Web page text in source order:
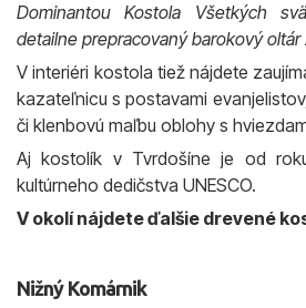
Dominantou Kostola Všetkých
detailne prepracovaný barokový oltár
V interiéri kostola tiež nájdete
kazateľnicu s postavami
či klenbovú maľbu oblohy s
Aj kostolík v Tvrdošíne je od
kultúrneho dedičstva UNESCO.
V okolí nájdete ďalšie drevené
Nižný Komárnik